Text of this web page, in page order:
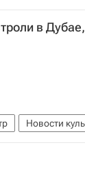
- Культура
Е. Вахтангова
в
Новости
Дубай